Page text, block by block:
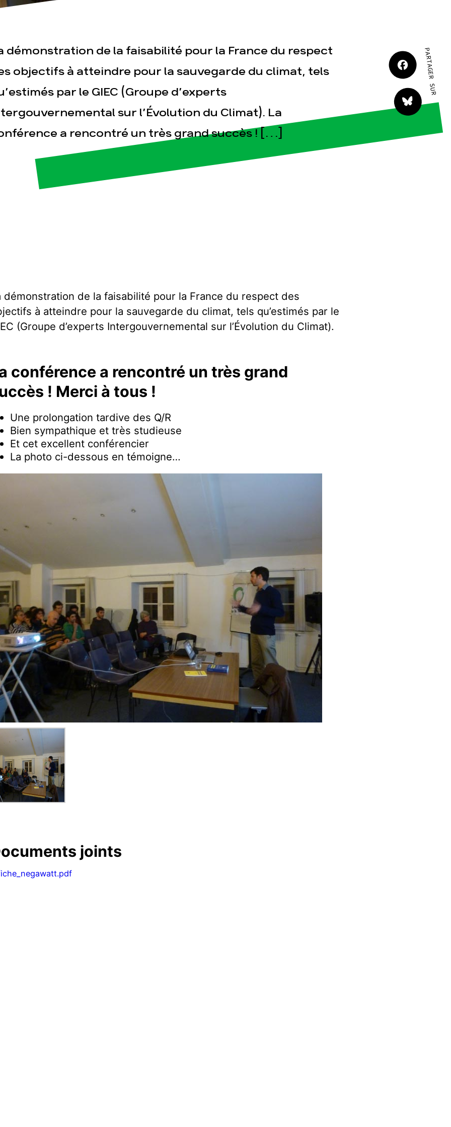
Publications Contact
démonstration de la faisabilité pour la France du respect
objectifs à atteindre pour la sauvegarde du climat, tels
par le GIEC (Groupe d’experts
sur l’Évolution du Climat). La
a rencontré un très grand succès ! […]
PARTAGER SUR
démonstration de la faisabilité pour la France du respect des
à atteindre pour la sauvegarde du climat, tels qu’estimés par le
(Groupe d’experts Intergouvernemental sur l’Évolution du Climat).
conférence a rencontré un très grand
! Merci à tous !
Une prolongation tardive des Q/R
Bien sympathique et très studieuse
Et cet excellent conférencier
La photo ci-dessous en témoigne…
joints